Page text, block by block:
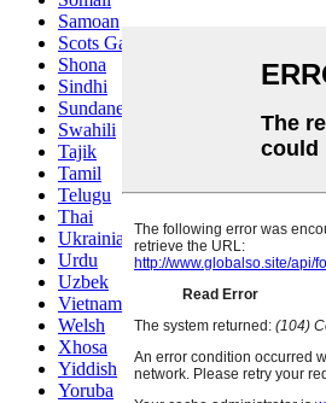
Samoan
Scots Gaelic
Shona
Sindhi
Sundanese
Swahili
Tajik
Tamil
Telugu
Thai
Ukrainian
Urdu
Uzbek
Vietnamese
Welsh
Xhosa
Yiddish
Yoruba